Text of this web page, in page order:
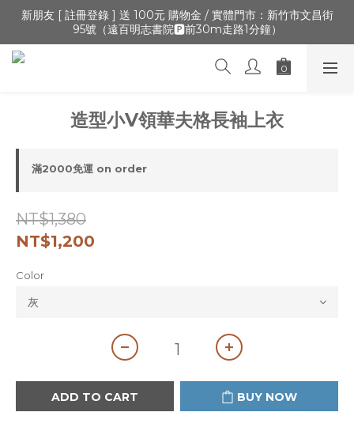
🔺「會員制」新開張,加入會員,全通路可累積紅利 >登入官網 > 個
人資訊 > 填寫正確「生日」收生日禮金
新朋友 [ 註冊登錄 ] 送 100元 購物金 / 實體門市：新竹市文昌街
95號（遠百明志書院🅿️前30m走路1分鐘）
🔺「會員制」新開張,加入會員,全通路可累積紅利 >登入官網 > 個
人資訊 > 填寫正確「生日」收生日禮金
造型小V領華夫格長袖上衣
滿2000免運 on order
NT$1,380
NT$1,200
Color
ADD TO CART BUY NOW